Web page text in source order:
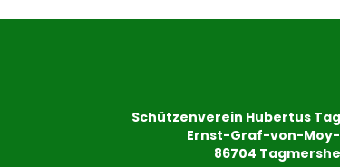
Schützenverein Hubertus
Ernst-Graf-von-Moy-
86704